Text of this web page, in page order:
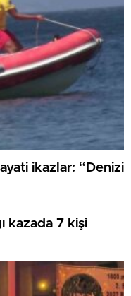
ikazlar: “Denizi
kazada 7 kişi